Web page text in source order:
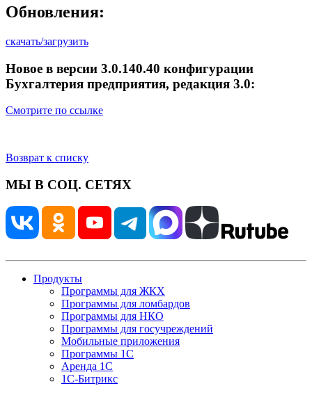
Обновления:
скачать/загрузить
Новое в версии 3.0.140.40 конфигурации
Бухгалтерия предприятия, редакция 3.0:
Смотрите по ссылке
Возврат к списку
МЫ В СОЦ. СЕТЯХ
Продукты
Программы для ЖКХ
Программы для ломбардов
Программы для НКО
Программы для госучреждений
Мобильные приложения
Программы 1С
Аренда 1С
1С-Битрикс